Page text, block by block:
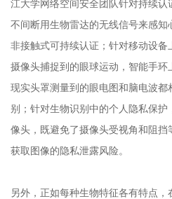
江大学网络空间安全团队针对持续认
不间断用生物雷达的无线信号来感
非接触式可持续认证；针对移动设
摄像头捕捉到的眼球运动，智能手
现实头罩测量到的眼电图和脑电波都
别；针对生物识别中的个人隐私保
像头，既避免了摄像头受视角和阻
获取图像的隐私泄露风险。
另外，正如每种生物特征各有特点，